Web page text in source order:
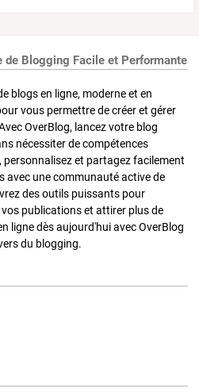
de Blogging Facile et Performante
blogs en ligne, moderne et en
vous permettre de créer et gérer
OverBlog, lancez votre blog
nécessiter de compétences
personnalisez et partagez facilement
avec une communauté active de
des outils puissants pour
publications et attirer plus de
ligne dès aujourd'hui avec OverBlog
du blogging.